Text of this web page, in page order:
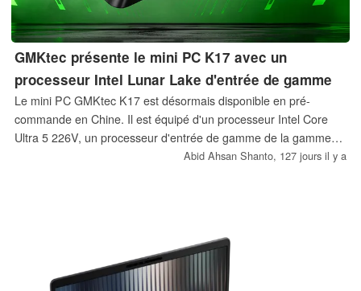
GMKtec présente le mini PC K17 avec un
processeur Intel Lunar Lake d'entrée de gamme
Le mini PC GMKtec K17 est désormais disponible en pré-
commande en Chine. Il est équipé d'un processeur Intel Core
Ultra 5 226V, un processeur d'entrée de gamme de la gamme
Lunar Lake, associé à 16 Go de mémoire vive. Le prix de départ
Abid Ahsan Shanto, 127 jours il y a